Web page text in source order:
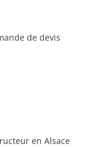
de devis
en Alsace